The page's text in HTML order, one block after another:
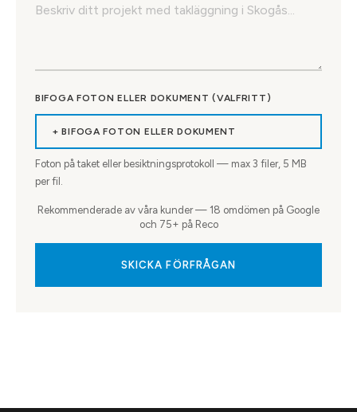
BIFOGA FOTON ELLER DOKUMENT (VALFRITT)
+ BIFOGA FOTON ELLER DOKUMENT
Foton på taket eller besiktningsprotokoll — max 3 filer, 5 MB
per fil.
Rekommenderade av våra kunder — 18 omdömen på Google
och 75+ på Reco
SKICKA FÖRFRÅGAN